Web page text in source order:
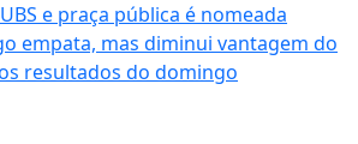
e praça pública é nomeada
empata, mas diminui vantagem do
resultados do domingo